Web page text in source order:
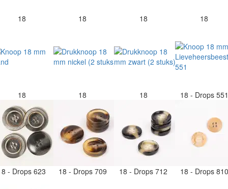
18 18 18 18
18 18 18 18 - Drops
- Drops 623 18 - Drops 709 18 - Drops 712 18 - Drops